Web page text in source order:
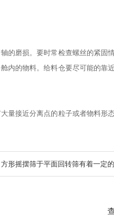
的磨损。要时常检查螺丝的紧固
内的物料。给料仓要尽可能的靠
量接近分离点的粒子或者物料形
方形摇摆筛于平面回转筛有着一定